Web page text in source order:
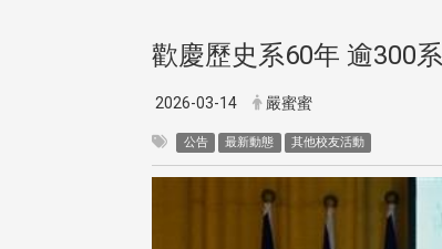
歡慶歷史系60年 逾300
2026-03-14 嚴蜜蜜
公告 最新動態 其他校友活動